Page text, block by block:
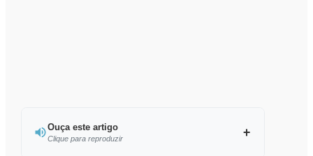
Ouça este artigo
Clique para reproduzir